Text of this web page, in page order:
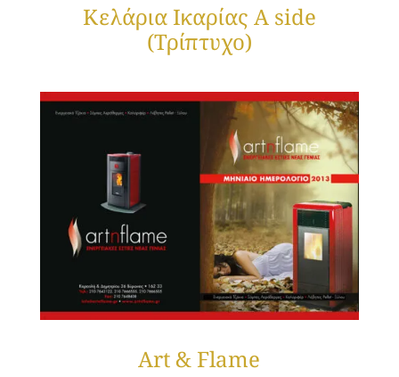
Κελάρια Ικαρίας Α side
(Τρίπτυχο)
Art & Flame